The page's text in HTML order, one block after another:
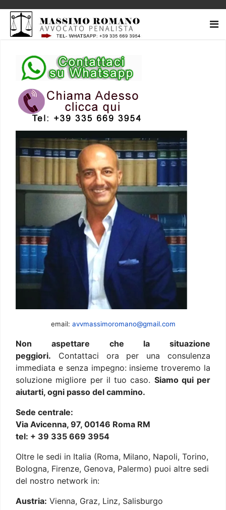
email: avvmassimoromano@gmail.com
Non aspettare che la situazione
peggiori. Contattaci ora per una consulenza
immediata e senza impegno: insieme troveremo la
soluzione migliore per il tuo caso. Siamo qui per
aiutarti, ogni passo del cammino.
Sede centrale:
Via Avicenna, 97, 00146 Roma RM
tel: + 39 335 669 3954
Oltre le sedi in Italia (Roma, Milano, Napoli, Torino,
Bologna, Firenze, Genova, Palermo) puoi altre sedi
del nostro network in:
Austria: Vienna, Graz, Linz, Salisburgo